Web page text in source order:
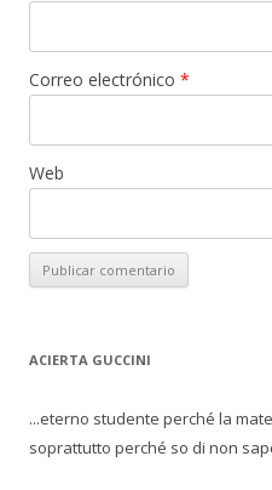
Correo electrónico *
Web
ACIERTA GUCCINI
...eterno studente perché la
soprattutto perché so di non